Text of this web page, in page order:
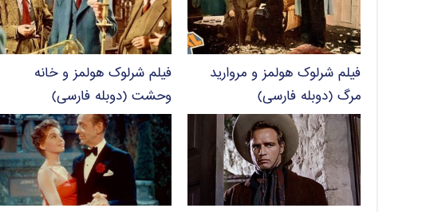
فیلم شرلوک هولمز و مروارید
مرگ (دوبله فارسی)
فیلم شرلوک هولمز و خانه
وحشت (دوبله فارسی)